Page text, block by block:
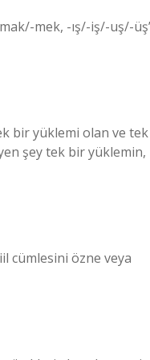
mek, -ış/-iş/-uş/-
bir yüklemi olan ve tek
şey tek bir yüklemin,
cümlesini özne veya